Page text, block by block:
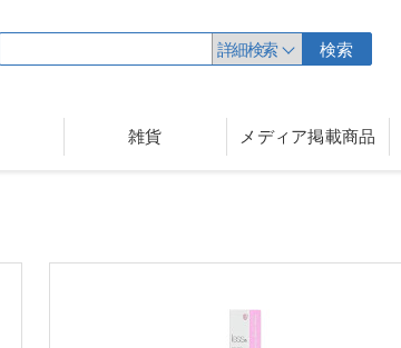
詳細検索
検索
雑貨 メディア掲載商品